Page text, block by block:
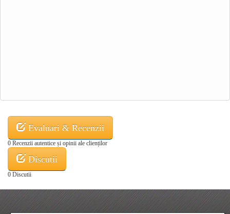
Evaluari & Recenzii
0 Recenzii autentice și opinii ale clienților
Discutii
0 Discutii